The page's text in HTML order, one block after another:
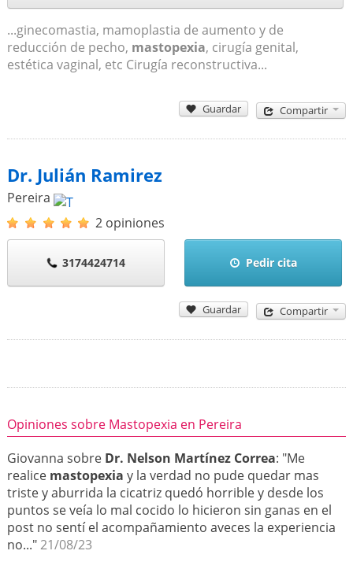
...ginecomastia, mamoplastia de aumento y de
reducción de pecho, mastopexia, cirugía genital,
estética vaginal, etc Cirugía reconstructiva...
Guardar Compartir
Dr. Julián Ramirez
Pereira
2 opiniones
3174424714 Pedir cita
Guardar Compartir
Opiniones sobre Mastopexia en Pereira
Giovanna sobre Dr. Nelson Martínez Correa: "Me
realice mastopexia y la verdad no pude quedar mas
triste y aburrida la cicatriz quedó horrible y desde los
puntos se veía lo mal cocido lo hicieron sin ganas en el
post no sentí el acompañamiento aveces la experiencia
no..."21/08/23